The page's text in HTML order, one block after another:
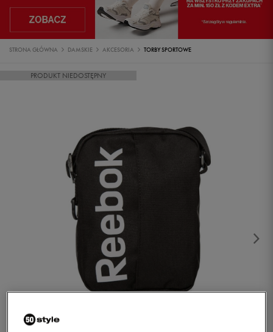
STRONA GŁÓWNA DAMSKIE AKCESORIA TORBY SPORTOWE
PRODUKT NIEDOSTĘPNY